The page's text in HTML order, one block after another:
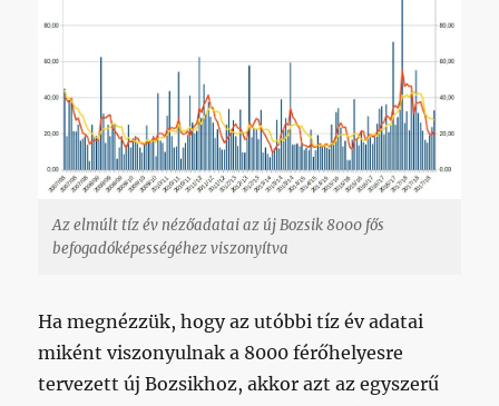
Az elmúlt tíz év nézőadatai az új Bozsik 8000 fős
befogadóképességéhez viszonyítva
Ha megnézzük, hogy az utóbbi tíz év adatai
miként viszonyulnak a 8000 férőhelyesre
tervezett új Bozsikhoz, akkor azt az egyszerű